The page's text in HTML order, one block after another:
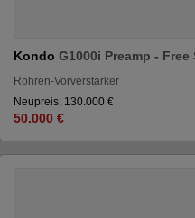
Kondo G1000i Preamp -
Röhren-Vorverstärker
Neupreis: 130.000 €
50.000 €